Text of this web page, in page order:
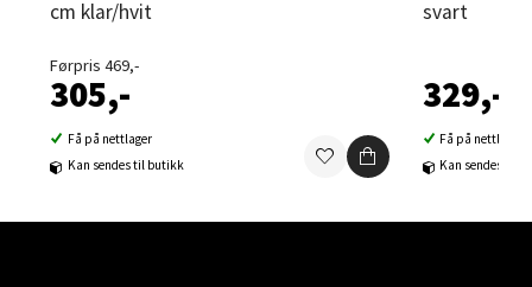
cm klar/hvit
Førpris 469,-
305,-
Få på nettlager
Kan sendes til butikk
svart
329,-
Få på nettlager
Kan sendes til
Velg
Sortland - Sortland Storsenter